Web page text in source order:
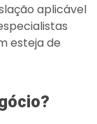
aplicável
esteja de